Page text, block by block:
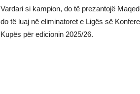
Vardari si kampion, do të prezantojë
do të luaj në eliminatoret e Ligës së
Kupës për edicionin 2025/26.